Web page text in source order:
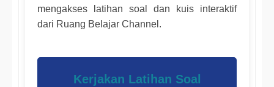
mengakses latihan soal dan kuis interaktif
dari Ruang Belajar Channel.
Kerjakan Latihan Soal